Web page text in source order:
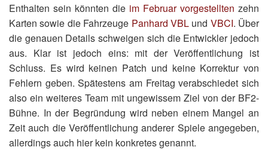
Enthalten sein könnten die im Februar vorgestellten zehn
Karten sowie die Fahrzeuge Panhard VBLund VBCI. Über
die genauen Details schweigen sich die Entwickler jedoch
aus. Klar ist jedoch eins: mit der Veröffentlichung ist
Schluss. Es wird keinen Patch und keine Korrektur von
Fehlern geben. Spätestens am Freitag verabschiedet sich
also ein weiteres Team mit ungewissem Ziel von der BF2-
Bühne. In der Begründung wird neben einem Mangel an
Zeit auch die Veröffentlichung anderer Spiele angegeben,
allerdings auch hier kein konkretes genannt.